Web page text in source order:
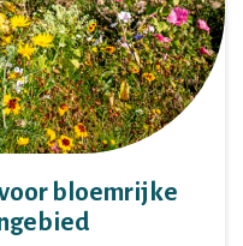
bloemrijke